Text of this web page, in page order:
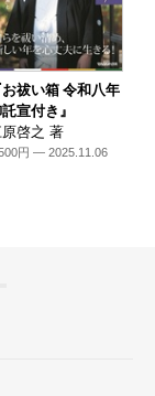
お祓い箱 令和八年
宣付き』
啓之 著
円 — 2025.11.06